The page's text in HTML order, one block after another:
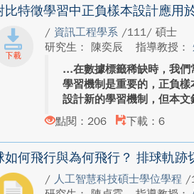
比特徵學習中正負樣本設計應用
/ 資訊工程學系 /111/ 碩士
研究生： 陳奕辰
指導教授：
在數據標籤稀缺時，我
學習機制是重要的，正負
設計新的學習機制，但本
點閱：206
下載：6
如何飛行與為何飛行？ 排球軌跡
/ 人工智慧科技碩士學位學程 /